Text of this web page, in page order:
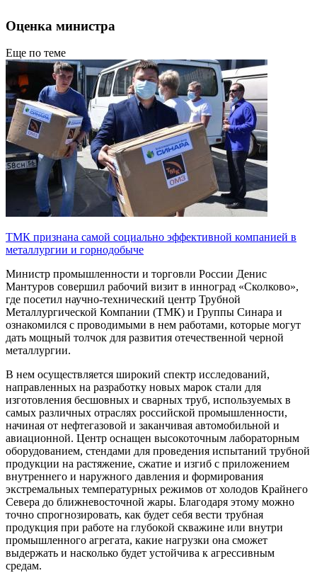
Оценка министра
Еще по теме
ТМК признана самой социально эффективной компанией в
металлургии и горнодобыче
Министр промышленности и торговли России Денис
Мантуров совершил рабочий визит в инноград «Сколково»,
где посетил научно-технический центр Трубной
Металлургической Компании (ТМК) и Группы Синара и
ознакомился с проводимыми в нем работами, которые могут
дать мощный толчок для развития отечественной черной
металлургии.
В нем осуществляется широкий спектр исследований,
направленных на разработку новых марок стали для
изготовления бесшовных и сварных труб, используемых в
самых различных отраслях российской промышленности,
начиная от нефтегазовой и заканчивая автомобильной и
авиационной. Центр оснащен высокоточным лабораторным
оборудованием, стендами для проведения испытаний трубной
продукции на растяжение, сжатие и изгиб с приложением
внутреннего и наружного давления и формирования
экстремальных температурных режимов от холодов Крайнего
Севера до ближневосточной жары. Благодаря этому можно
точно спрогнозировать, как будет себя вести трубная
продукция при работе на глубокой скважине или внутри
промышленного агрегата, какие нагрузки она сможет
выдержать и насколько будет устойчива к агрессивным
средам.